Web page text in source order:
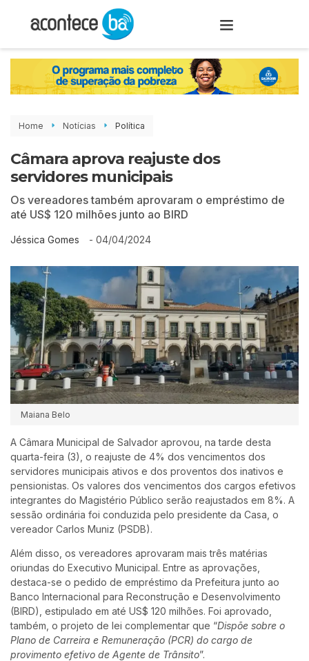
Home Notícias Política
Câmara aprova reajuste dos
servidores municipais
Os vereadores também aprovaram o empréstimo de
até US$ 120 milhões junto ao BIRD
Jéssica Gomes - 04/04/2024
Maiana Belo
A Câmara Municipal de Salvador aprovou, na tarde desta
quarta-feira (3), o reajuste de 4% dos vencimentos dos
servidores municipais ativos e dos proventos dos inativos e
pensionistas. Os valores dos vencimentos dos cargos efetivos
integrantes do Magistério Público serão reajustados em 8%. A
sessão ordinária foi conduzida pelo presidente da Casa, o
vereador Carlos Muniz (PSDB).
Além disso, os vereadores aprovaram mais três matérias
oriundas do Executivo Municipal. Entre as aprovações,
destaca-se o pedido de empréstimo da Prefeitura junto ao
Banco Internacional para Reconstrução e Desenvolvimento
(BIRD), estipulado em até US$ 120 milhões. Foi aprovado,
também, o projeto de lei complementar que “Dispõe sobre o
Plano de Carreira e Remuneração (PCR) do cargo de
provimento efetivo de Agente de Trânsito”.